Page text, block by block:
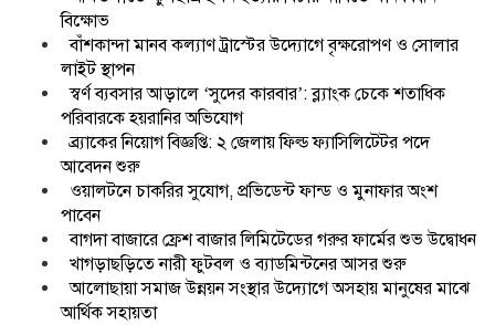
বিক্ষোভ
বাঁশকান্দা মানব কল্যাণ ট্রাস্টের উদ্যোগে বৃক্ষরোপণ ও সোলার
লাইট স্থাপন
স্বর্ণ ব্যবসার আড়ালে ‘সুদের কারবার’: ব্ল্যাংক চেকে শতাধিক
পরিবারকে হয়রানির অভিযোগ
ব্র্যাকের নিয়োগ বিজ্ঞপ্তি: ২ জেলায় ফিল্ড ফ্যাসিলিটেটর পদে
আবেদন শুরু
ওয়ালটনে চাকরির সুযোগ, প্রভিডেন্ট ফান্ড ও মুনাফার অংশ
পাবেন
বাগদা বাজারে ফ্রেশ বাজার লিমিটেডের গরুর ফার্মের শুভ উদ্বোধন
খাগড়াছড়িতে নারী ফুটবল ও ব্যাডমিন্টনের আসর শুরু
আলোছায়া সমাজ উন্নয়ন সংস্থার উদ্যোগে অসহায় মানুষের মাঝে
আর্থিক সহায়তা